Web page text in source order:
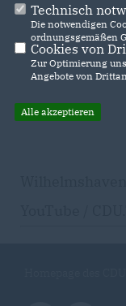
Technisch
Die notwendigen
ordnungsgemäßen
Cookies von
Zur Optimierung
Angebote von
Alle akzeptieren